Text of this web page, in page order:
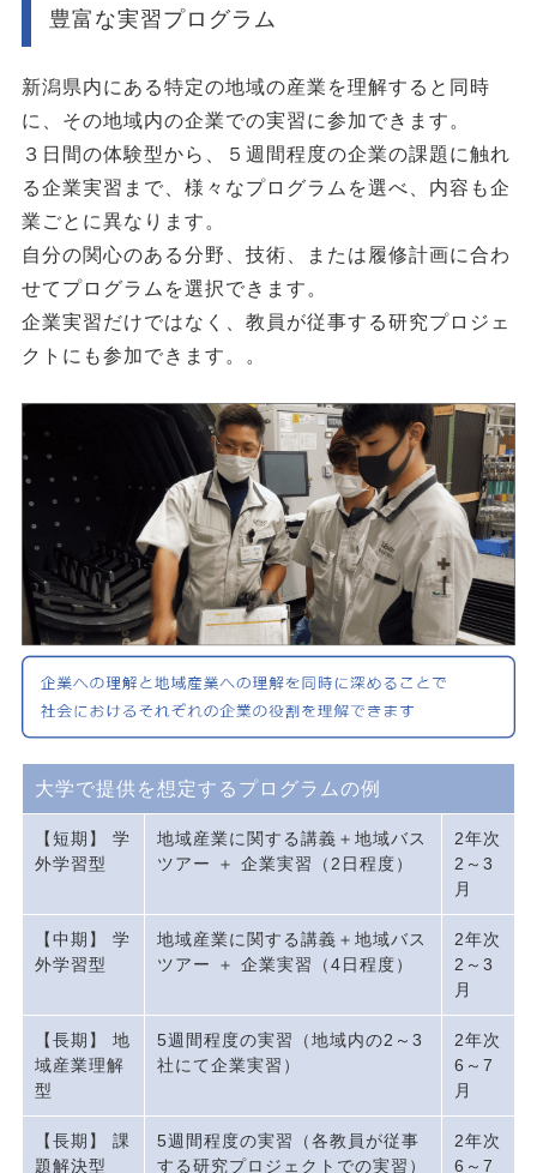
豊富な実習プログラム
新潟県内にある特定の地域の産業を理解すると同時
に、その地域内の企業での実習に参加できます。
３日間の体験型から、５週間程度の企業の課題に触れ
る企業実習まで、様々なプログラムを選べ、内容も企
業ごとに異なります。
自分の関心のある分野、技術、または履修計画に合わ
せてプログラムを選択できます。
企業実習だけではなく、教員が従事する研究プロジェ
クトにも参加できます。。
大学で提供を想定するプログラムの例
【短期】 学
外学習型
地域産業に関する講義＋地域バス
ツアー ＋ 企業実習（2日程度）
2年次
2～3
月
【中期】 学
外学習型
地域産業に関する講義＋地域バス
ツアー ＋ 企業実習（4日程度）
2年次
2～3
月
【長期】 地
域産業理解
型
5週間程度の実習（地域内の2～3
社にて企業実習）
2年次
6～7
月
【長期】 課
題解決型
5週間程度の実習（各教員が従事
する研究プロジェクトでの実習）
2年次
6～7